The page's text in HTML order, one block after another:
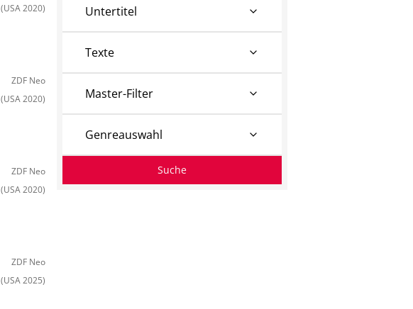
(USA 2020)
ZDF Neo
(USA 2020)
ZDF Neo
(USA 2020)
ZDF Neo
(USA 2025)
Untertitel
Texte
Master-Filter
Genreauswahl
Suche